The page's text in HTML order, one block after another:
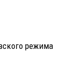
режима